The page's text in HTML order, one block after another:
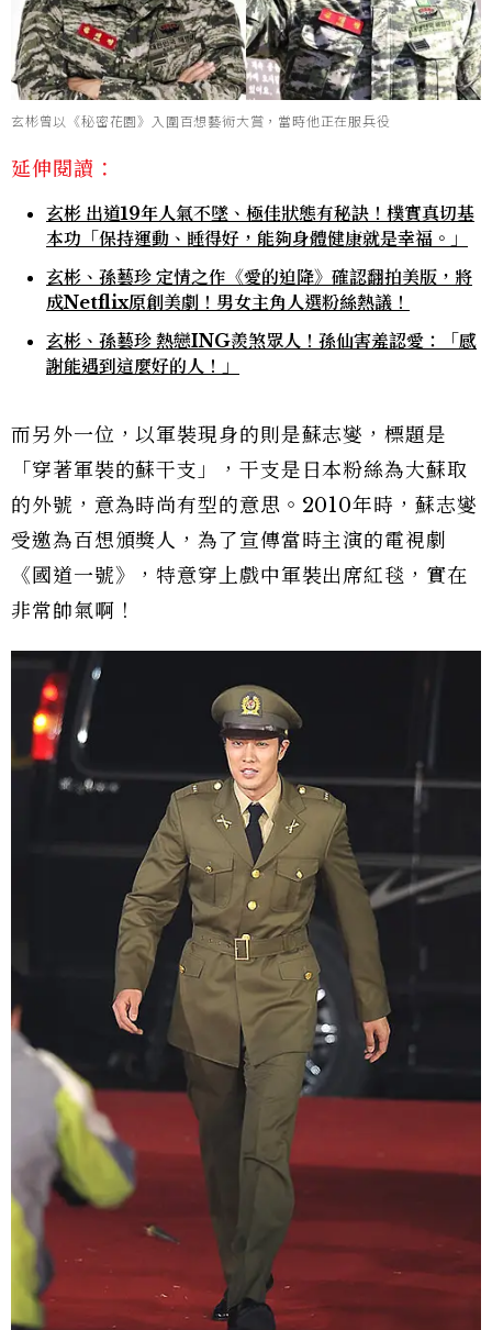
玄彬曾以《秘密花園》入圍百想藝術大賞，當時他正在服兵役
延伸閱讀：
玄彬 出道19年人氣不墜、極佳狀態有秘訣！樸實真切基
本功「保持運動、睡得好，能夠身體健康就是幸福。」
玄彬、孫藝珍 定情之作《愛的迫降》確認翻拍美版，將
成Netflix原創美劇！男女主角人選粉絲熱議！
玄彬、孫藝珍 熱戀ING羨煞眾人！孫仙害羞認愛：「感
謝能遇到這麼好的人！」
而另外一位，以軍裝現身的則是蘇志燮，標題是
「穿著軍裝的蘇干支」，干支是日本粉絲為大蘇取
的外號，意為時尚有型的意思。2010年時，蘇志燮
受邀為百想頒獎人，為了宣傳當時主演的電視劇
《國道一號》，特意穿上戲中軍裝出席紅毯，實在
非常帥氣啊！